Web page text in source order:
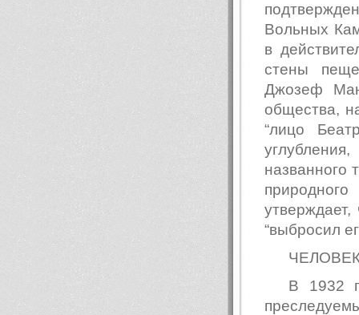
Вольных
в
стены
Джозеф
общества,
“лицо
названного
“выбросил
В 1932